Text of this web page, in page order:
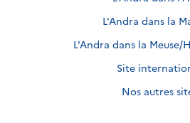
L'Andra dans la
L'Andra dans la Meuse/
Site
Nos autres